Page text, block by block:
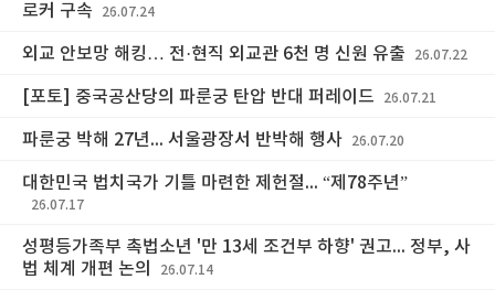
로커 구속
26.07.24
외교 안보망 해킹… 전·현직 외교관 6천 명 신원 유출 26.07.22
[포토] 중국공산당의 파룬궁 탄압 반대 퍼레이드 26.07.21
파룬궁 박해 27년... 서울광장서 반박해 행사 26.07.20
대한민국 법치국가 기틀 마련한 제헌절... “제78주년”
26.07.17
성평등가족부 촉법소년 '만 13세 조건부 하향' 권고... 정부, 사
법 체계 개편 논의
26.07.14